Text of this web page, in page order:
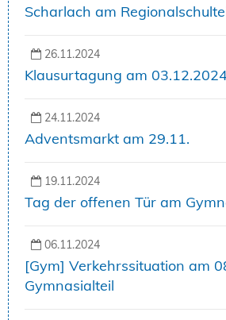
Scharlach am
26.11.2024
Klausurtagung am
24.11.2024
Adventsmarkt am 29.11.
19.11.2024
Tag der offenen Tür am
06.11.2024
[Gym] Verkehrssituation am
Gymnasialteil